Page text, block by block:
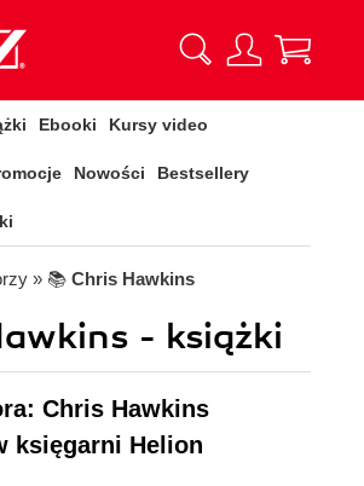
Ebooki Kursy video
Nowości Bestsellery
» 📚 Chris Hawkins
- książki
Chris Hawkins
księgarni Helion